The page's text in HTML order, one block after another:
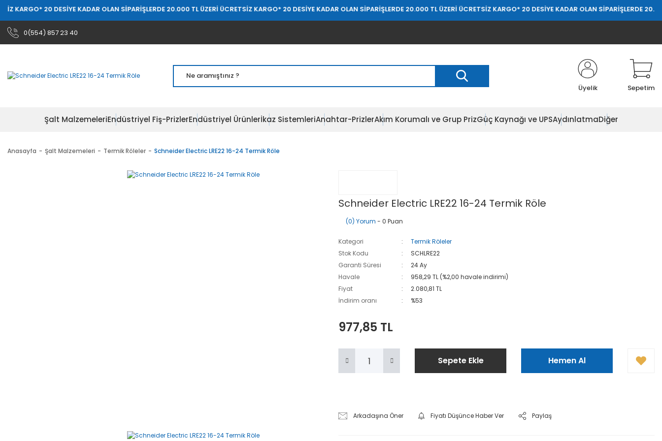
20 DESİYE KADAR OLAN SİPARİŞLERDE 20.000 TL ÜZERİ ÜCRETSİZ KARGO* 20 DESİYE KADAR OLAN SİPARİŞLERDE 20.000 TL ÜZERİ ÜCRETSİZ KARGO* 20 DESİYE KADAR OLAN SİPARİŞLERDE 20.000 TL ÜZERİ
0(554) 857 23 40
Üyelik Sepetim
Şalt MalzemeleriEndüstriyel Fiş-PrizlerEndüstriyel Ürünlerİkaz SistemleriAnahtar-PrizlerAkım Korumalı ve Grup PrizGüç Kaynağı ve UPSAydınlatmaDiğer
Anasayfa Şalt Malzemeleri Termik Röleler Schneider Electric LRE22 16-24 Termik Röle
Schneider Electric LRE22 16-24 Termik Röle
(0) Yorum - 0 Puan
Kategori
Termik Röleler
Stok Kodu
SCHLRE22
Garanti Süresi
24 Ay
Havale
958,29 TL (%2,00 havale indirimi)
Fiyat
2.080,81 TL
İndirim oranı
%53
977,85 TL
Sepete Ekle Hemen Al
Arkadaşına Öner Fiyatı Düşünce Haber Ver Paylaş